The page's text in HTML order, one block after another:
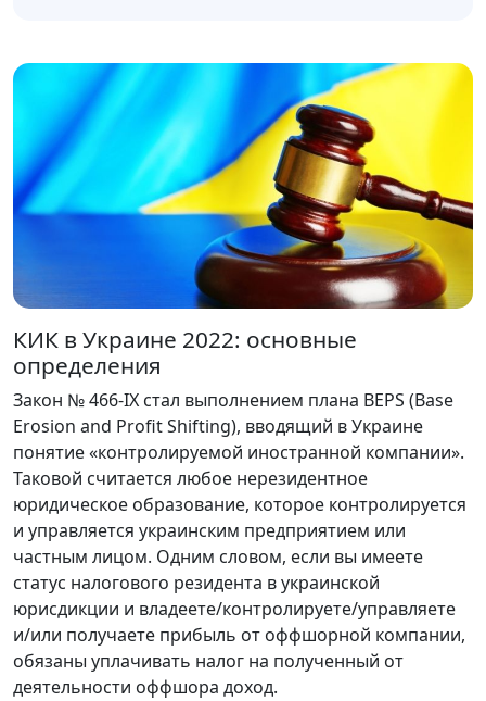
КИК в Украине 2022: основные
определения
Закон № 466-IX стал выполнением плана BEPS (Base
Erosion and Profit Shifting), вводящий в Украине
понятие «контролируемой иностранной компании».
Таковой считается любое нерезидентное
юридическое образование, которое контролируется
и управляется украинским предприятием или
частным лицом. Одним словом, если вы имеете
статус налогового резидента в украинской
юрисдикции и владеете/контролируете/управляете
и/или получаете прибыль от оффшорной компании,
обязаны уплачивать налог на полученный от
деятельности оффшора доход.